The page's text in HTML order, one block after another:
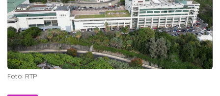
Foto: RTP